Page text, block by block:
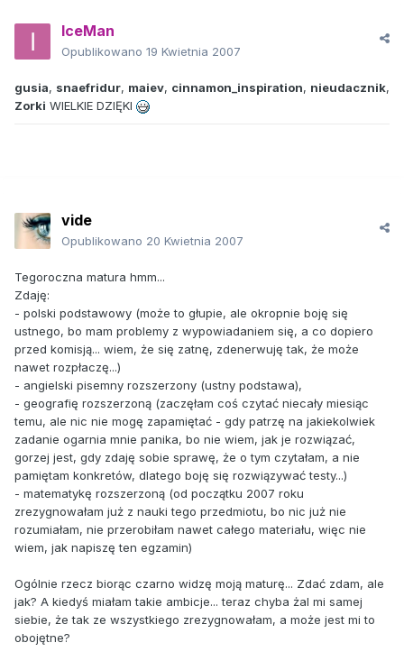
IceMan
Opublikowano 19 Kwietnia 2007
gusia, snaefridur, maiev, cinnamon_inspiration, nieudacznik,
Zorki WIELKIE DZIĘKI
vide
Opublikowano 20 Kwietnia 2007
Tegoroczna matura hmm...
Zdaję:
- polski podstawowy (może to głupie, ale okropnie boję się
ustnego, bo mam problemy z wypowiadaniem się, a co dopiero
przed komisją... wiem, że się zatnę, zdenerwuję tak, że może
nawet rozpłaczę...)
- angielski pisemny rozszerzony (ustny podstawa),
- geografię rozszerzoną (zaczęłam coś czytać niecały miesiąc
temu, ale nic nie mogę zapamiętać - gdy patrzę na jakiekolwiek
zadanie ogarnia mnie panika, bo nie wiem, jak je rozwiązać,
gorzej jest, gdy zdaję sobie sprawę, że o tym czytałam, a nie
pamiętam konkretów, dlatego boję się rozwiązywać testy...)
- matematykę rozszerzoną (od początku 2007 roku
zrezygnowałam już z nauki tego przedmiotu, bo nic już nie
rozumiałam, nie przerobiłam nawet całego materiału, więc nie
wiem, jak napiszę ten egzamin)
Ogólnie rzecz biorąc czarno widzę moją maturę... Zdać zdam, ale
jak? A kiedyś miałam takie ambicje... teraz chyba żal mi samej
siebie, że tak ze wszystkiego zrezygnowałam, a może jest mi to
obojętne?